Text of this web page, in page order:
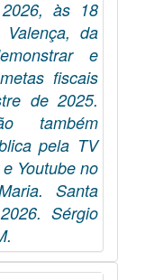
às 18
da
e
fiscais
de 2025.
também
pela TV
Youtube no
Santa
Sérgio